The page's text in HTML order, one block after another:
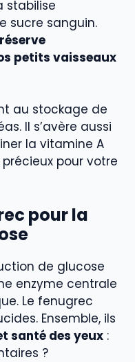
stabilise
sucre sanguin.
petits vaisseaux
au stockage de
Il s’avère aussi
la vitamine A
pour votre
pour la
de glucose
enzyme centrale
Le fenugrec
Ensemble, ils
santé des yeux :
?